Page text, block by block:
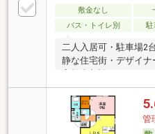
敷金なし
バス・トイレ別
駐
二人入居可・駐車場2
静な住宅街・デザイナ
管